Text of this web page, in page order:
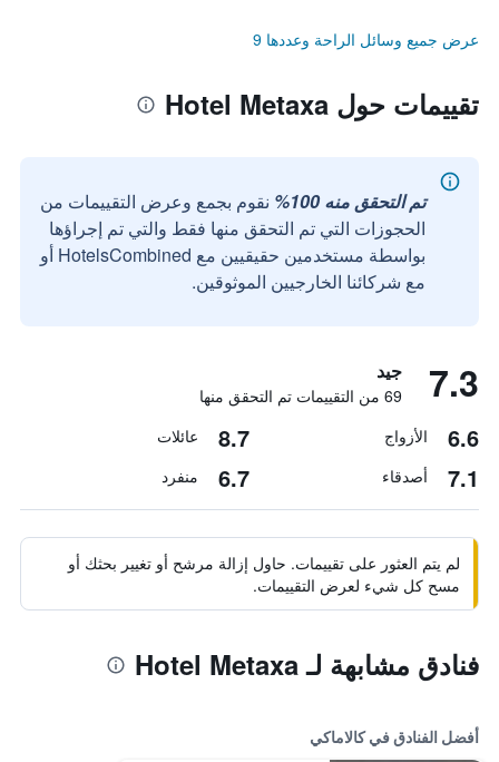
عرض جميع وسائل الراحة وعددها 9
تقييمات حول Hotel Metaxa
تم التحقق منه 100%
نقوم بجمع وعرض التقييمات من
الحجوزات التي تم التحقق منها فقط والتي تم إجراؤها
بواسطة مستخدمين حقيقيين مع HotelsCombined أو
مع شركائنا الخارجيين الموثوقين.
7.3 جيد
69 من التقييمات تم التحقق منها
6.6 الأزواج 8.7 عائلات
7.1 أصدقاء 6.7 منفرد
لم يتم العثور على تقييمات. حاول إزالة مرشح أو تغيير بحثك أو
مسح كل شيء لعرض التقييمات.
فنادق مشابهة لـ Hotel Metaxa
أفضل الفنادق في كالاماكي